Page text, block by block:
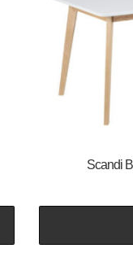
Scandi